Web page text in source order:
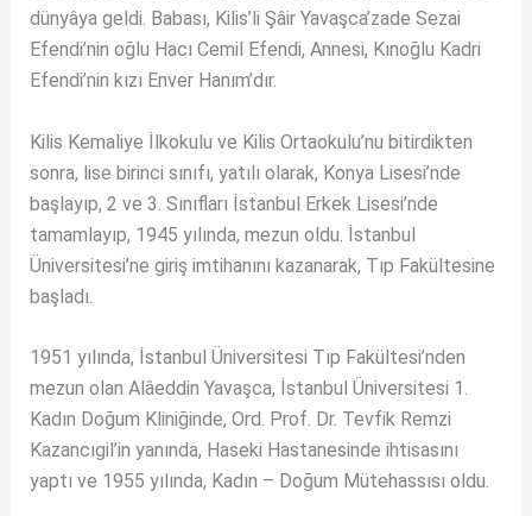
dünyâya geldi. Babası, Kilis’li Şâir Yavaşca’zade Sezai
Efendi’nin oğlu Hacı Cemil Efendi, Annesi, Kınoğlu Kadri
Efendi’nin kızı Enver Hanım’dır.
Kilis Kemaliye İlkokulu ve Kilis Ortaokulu’nu bitirdikten
sonra, lise birinci sınıfı, yatılı olarak, Konya Lisesi’nde
başlayıp, 2 ve 3. Sınıfları İstanbul Erkek Lisesi’nde
tamamlayıp, 1945 yılında, mezun oldu. İstanbul
Üniversitesi’ne giriş imtihanını kazanarak, Tıp Fakültesine
başladı.
1951 yılında, İstanbul Üniversitesi Tıp Fakültesi’nden
mezun olan Alâeddin Yavaşca, İstanbul Üniversitesi 1.
Kadın Doğum Kliniğinde, Ord. Prof. Dr. Tevfik Remzi
Kazancıgil’in yanında, Haseki Hastanesinde ihtisasını
yaptı ve 1955 yılında, Kadın – Doğum Mütehassısı oldu.